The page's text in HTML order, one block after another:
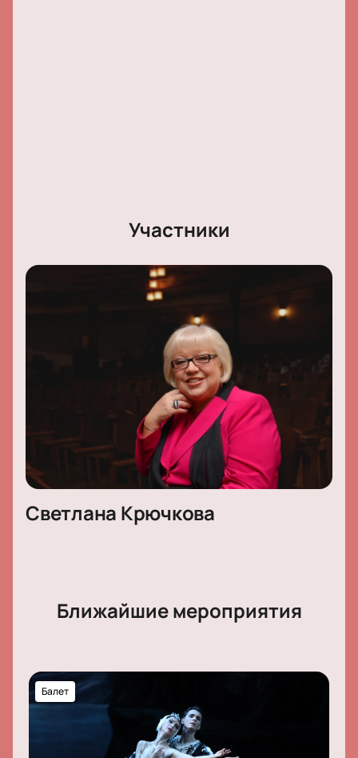
Участники
Светлана Крючкова
Ближайшие мероприятия
Балет